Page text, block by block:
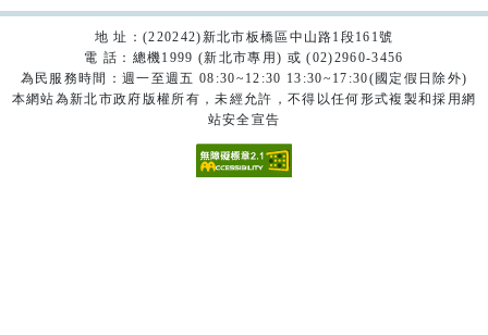
地 址：(220242)新北市板橋區中山路1段161號
電 話：總機1999 (新北市專用) 或 (02)2960-3456
為民服務時間：週一至週五 08:30~12:30 13:30~17:30(國定假日除外)
本網站為新北市政府版權所有，未經允許，不得以任何形式複製和採用網
站安全宣告